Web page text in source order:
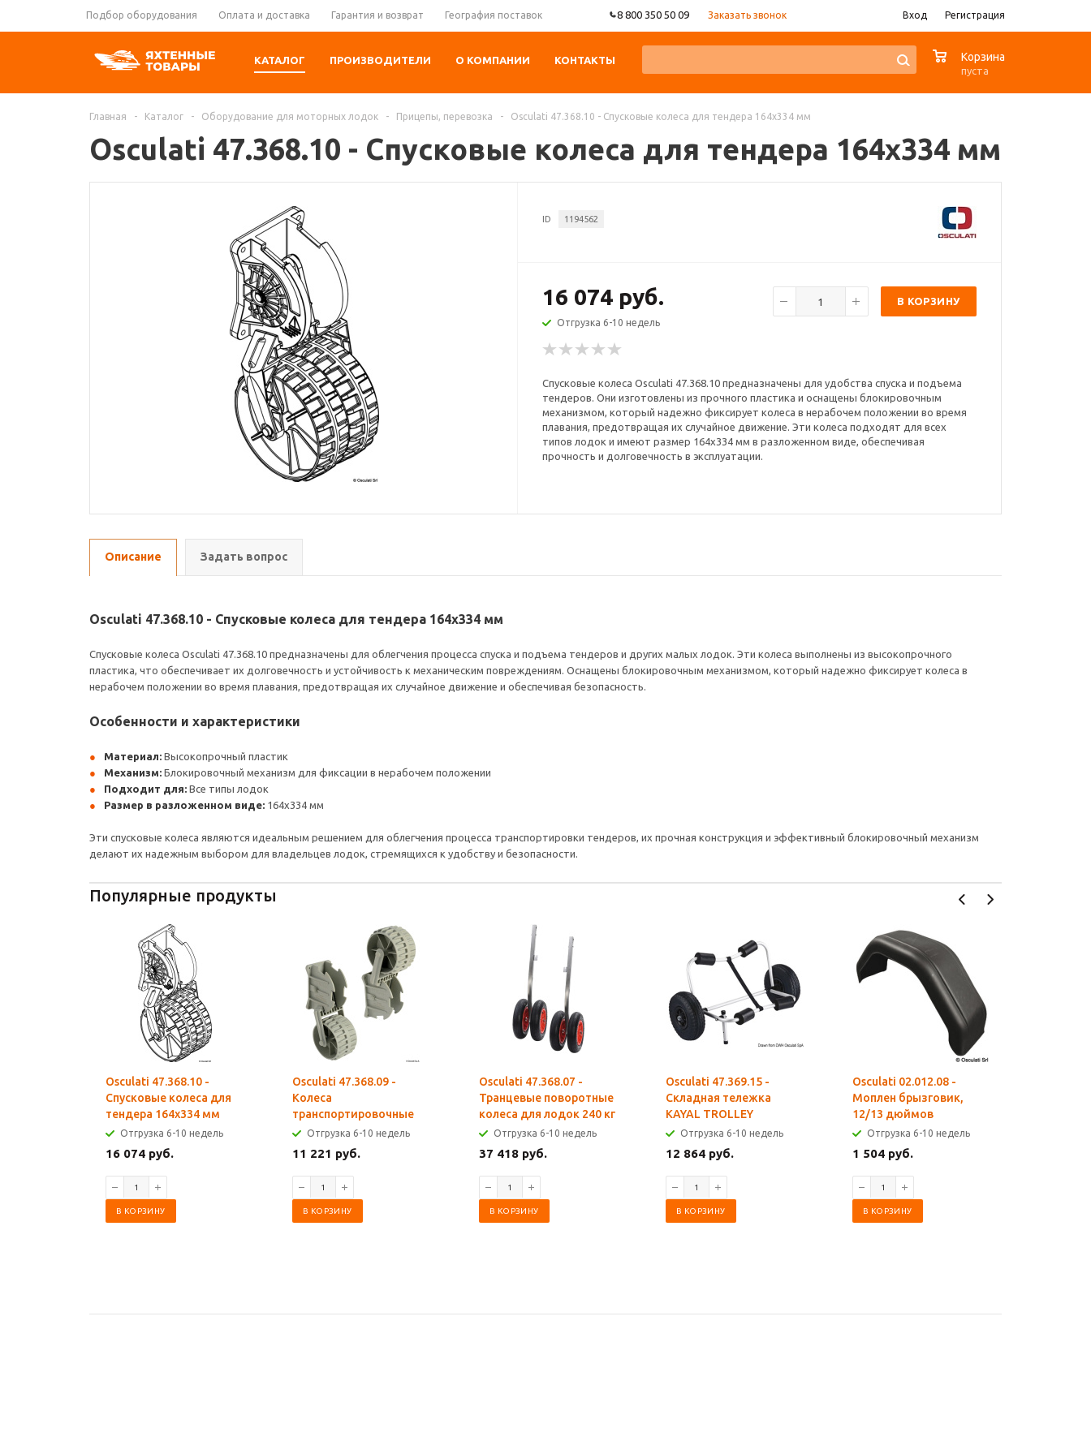
Подбор оборудования Оплата и доставка Гарантия и возврат География поставок 8 800 350 50 09 Заказать звонок Вход Регистрация
КАТАЛОГ ПРОИЗВОДИТЕЛИ О КОМПАНИИ КОНТАКТЫ Корзина
пуста
Главная - Каталог - Оборудование для моторных лодок - Прицепы, перевозка - Osculati 47.368.10 - Спусковые колеса для тендера 164х334 мм
Osculati 47.368.10 - Спусковые колеса для тендера 164х334 мм
ID 1194562
16 074 руб.
Отгрузка 6-10 недель
В КОРЗИНУ
Спусковые колеса Osculati 47.368.10 предназначены для удобства спуска и подъема
тендеров. Они изготовлены из прочного пластика и оснащены блокировочным
механизмом, который надежно фиксирует колеса в нерабочем положении во время
плавания, предотвращая их случайное движение. Эти колеса подходят для всех
типов лодок и имеют размер 164x334 мм в разложенном виде, обеспечивая
прочность и долговечность в эксплуатации.
Описание Задать вопрос
Osculati 47.368.10 - Спусковые колеса для тендера 164x334 мм
Спусковые колеса Osculati 47.368.10 предназначены для облегчения процесса спуска и подъема тендеров и других малых лодок. Эти колеса выполнены из высокопрочного
пластика, что обеспечивает их долговечность и устойчивость к механическим повреждениям. Оснащены блокировочным механизмом, который надежно фиксирует колеса в
нерабочем положении во время плавания, предотвращая их случайное движение и обеспечивая безопасность.
Особенности и характеристики
Материал: Высокопрочный пластик
Механизм: Блокировочный механизм для фиксации в нерабочем положении
Подходит для: Все типы лодок
Размер в разложенном виде: 164x334 мм
Эти спусковые колеса являются идеальным решением для облегчения процесса транспортировки тендеров, их прочная конструкция и эффективный блокировочный механизм
делают их надежным выбором для владельцев лодок, стремящихся к удобству и безопасности.
Популярные продукты
Osculati 47.368.10 -
Спусковые колеса для
тендера 164х334 мм
Отгрузка 6-10 недель
16 074 руб.
В КОРЗИНУ
Osculati 47.368.09 -
Колеса
транспортировочные
Отгрузка 6-10 недель
11 221 руб.
В КОРЗИНУ
Osculati 47.368.07 -
Транцевые поворотные
колеса для лодок 240 кг
Отгрузка 6-10 недель
37 418 руб.
В КОРЗИНУ
Osculati 47.369.15 -
Складная тележка
KAYAL TROLLEY
Отгрузка 6-10 недель
12 864 руб.
В КОРЗИНУ
Osculati 02.012.08 -
Моплен брызговик,
12/13 дюймов
Отгрузка 6-10 недель
1 504 руб.
В КОРЗИНУ